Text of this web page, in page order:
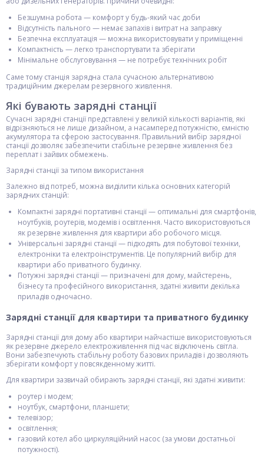
Безшумна робота — комфорт у будь-який час доби
Відсутність пального — немає запахів і витрат на заправку
Безпечна експлуатація — можна використовувати у приміщенні
Компактність — легко транспортувати та зберігати
Мінімальне обслуговування — не потребує технічних робіт
Саме тому станція зарядна стала сучасною альтернативою
традиційним джерелам резервного живлення.
Які бувають зарядні станції
Сучасні зарядні станції представлені у великій кількості варіантів, які
відрізняються не лише дизайном, а насамперед потужністю, ємністю
акумулятора та сферою застосування. Правильний вибір зарядної
станції дозволяє забезпечити стабільне резервне живлення без
переплат і зайвих обмежень.
Зарядні станції за типом використання
Залежно від потреб, можна виділити кілька основних категорій
зарядних станцій:
Компактні зарядні портативні станції — оптимальні для смартфонів,
ноутбуків, роутерів, модемів і освітлення. Часто використовуються
як резервне живлення для квартири або робочого місця.
Універсальні зарядні станції — підходять для побутової техніки,
електроніки та електроінструментів. Це популярний вибір для
квартири або приватного будинку.
Потужні зарядні станції — призначені для дому, майстерень,
бізнесу та професійного використання, здатні живити декілька
приладів одночасно.
Зарядні станції для квартири та приватного будинку
Зарядні станції для дому або квартири найчастіше використовуються
як резервне джерело електроживлення під час відключень світла.
Вони забезпечують стабільну роботу базових приладів і дозволяють
зберігати комфорт у повсякденному житті.
Для квартири зазвичай обирають зарядні станції, які здатні живити:
роутер і модем;
ноутбук, смартфони, планшети;
телевізор;
освітлення;
газовий котел або циркуляційний насос (за умови достатньої
потужності).